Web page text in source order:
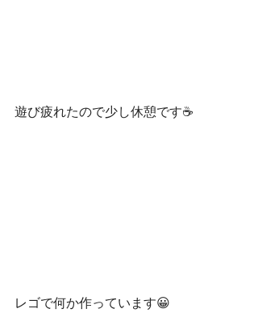
遊び疲れたので少し休憩です☕
レゴで何か作っています😀